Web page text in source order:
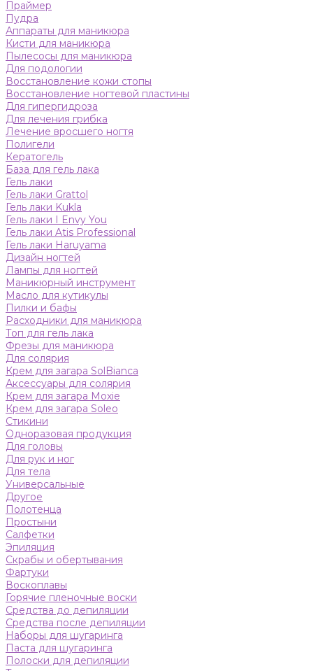
Праймер
Пудра
Аппараты для маникюра
Кисти для маникюра
Пылесосы для маникюра
Для подологии
Восстановление кожи стопы
Восстановление ногтевой пластины
Для гипергидроза
Для лечения грибка
Лечение вросшего ногтя
Полигели
Кератогель
База для гель лака
Гель лаки
Гель лаки Grattol
Гель лаки Kukla
Гель лаки I Envy You
Гель лаки Atis Professional
Гель лаки Haruyama
Дизайн ногтей
Лампы для ногтей
Маникюрный инструмент
Масло для кутикулы
Пилки и бафы
Расходники для маникюра
Топ для гель лака
Фрезы для маникюра
Для солярия
Крем для загара SolBianca
Аксессуары для солярия
Крем для загара Moxie
Крем для загара Soleo
Стикини
Одноразовая продукция
Для головы
Для рук и ног
Для тела
Универсальные
Другое
Полотенца
Простыни
Салфетки
Эпиляция
Скрабы и обертывания
Фартуки
Воскоплавы
Горячие пленочные воски
Средства до депиляции
Средства после депиляции
Наборы для шугаринга
Паста для шугаринга
Полоски для депиляции